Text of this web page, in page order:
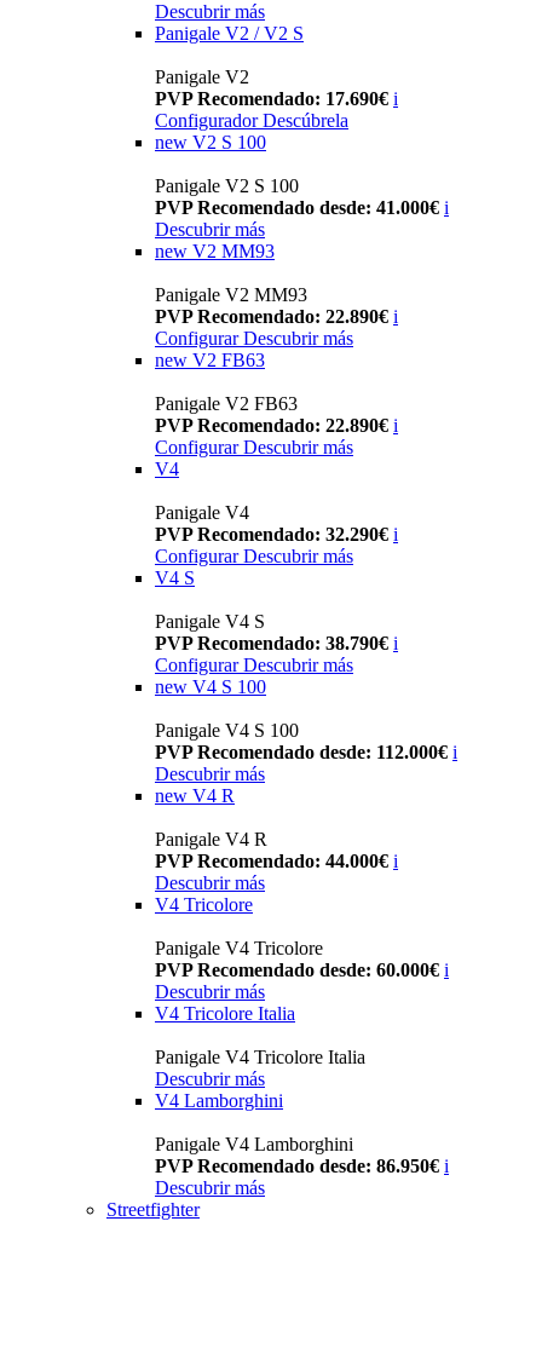
Descubrir más
Panigale V2 / V2 S
Panigale V2
PVP Recomendado: 17.690€ i
Configurador Descúbrela
new V2 S 100
Panigale V2 S 100
PVP Recomendado desde: 41.000€ i
Descubrir más
new V2 MM93
Panigale V2 MM93
PVP Recomendado: 22.890€ i
Configurar Descubrir más
new V2 FB63
Panigale V2 FB63
PVP Recomendado: 22.890€ i
Configurar Descubrir más
V4
Panigale V4
PVP Recomendado: 32.290€ i
Configurar Descubrir más
V4 S
Panigale V4 S
PVP Recomendado: 38.790€ i
Configurar Descubrir más
new V4 S 100
Panigale V4 S 100
PVP Recomendado desde: 112.000€ i
Descubrir más
new V4 R
Panigale V4 R
PVP Recomendado: 44.000€ i
Descubrir más
V4 Tricolore
Panigale V4 Tricolore
PVP Recomendado desde: 60.000€ i
Descubrir más
V4 Tricolore Italia
Panigale V4 Tricolore Italia
Descubrir más
V4 Lamborghini
Panigale V4 Lamborghini
PVP Recomendado desde: 86.950€ i
Descubrir más
Streetfighter